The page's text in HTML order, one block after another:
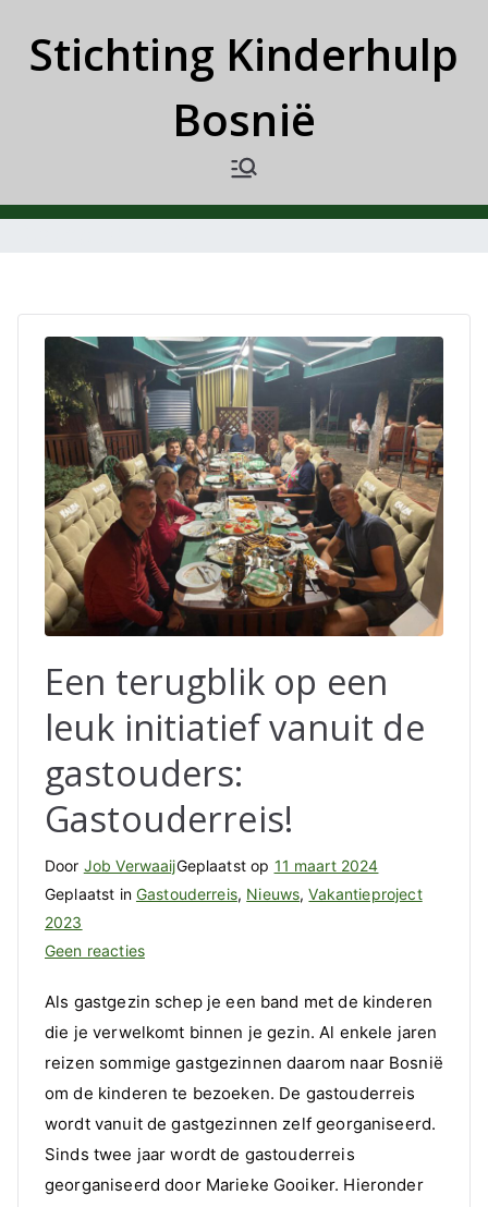
naarStichting Kinderhulp
Bosnië
Een terugblik op een
leuk initiatief vanuit de
gastouders:
Gastouderreis!
Door Job VerwaaijGeplaatst op 11 maart 2024
Geplaatst in Gastouderreis, Nieuws,Vakantieproject
2023
Geen reactiesop
terugblik
op
een
leuk
initiatief
vanuit
de
Als gastgezin schep je een band met de kinderen
die je verwelkomt binnen je gezin. Al enkele jaren
reizen sommige gastgezinnen daarom naar Bosnië
om de kinderen te bezoeken. De gastouderreis
wordt vanuit de gastgezinnen zelf georganiseerd.
Sinds twee jaar wordt de gastouderreis
georganiseerd door Marieke Gooiker. Hieronder